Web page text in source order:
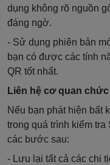
dụng không rõ nguồn
đáng ngờ.
- Sử dụng phiên bản
bạn có được các tính
QR tốt nhất.
Liên hệ cơ quan
Nếu bạn phát hiện bất
trong quá trình kiểm
các bước sau:
- Lưu lại tất cả các chi